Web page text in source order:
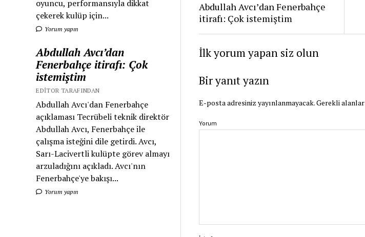
oyuncu, performansıyla dikkat
çekerek kulüp için...
Yorum yapın
Abdullah Avcı’dan
Fenerbahçe itirafı: Çok
istemiştim
EDITOR TARAFINDAN
Abdullah Avcı'dan Fenerbahçe
açıklaması Tecrübeli teknik direktör
Abdullah Avcı, Fenerbahçe ile
çalışma isteğini dile getirdi. Avcı,
Sarı-Lacivertli kulüpte görev almayı
arzuladığını açıkladı. Avcı'nın
Fenerbahçe'ye bakışı...
Yorum yapın
Abdullah Avcı’dan Fenerbahçe
itirafı: Çok istemiştim
İlk yorum yapan siz olun
Bir yanıt yazın
E-posta adresiniz yayınlanmayacak.Gerekli alanlar
Yorum